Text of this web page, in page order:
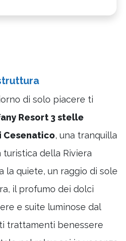
di solo piacere ti
Resort 3 stelle
Cesenatico, una tranquilla
della Riviera
la quiete, un raggio di sole
il profumo dei dolci
e suite luminose dal
trattamenti benessere